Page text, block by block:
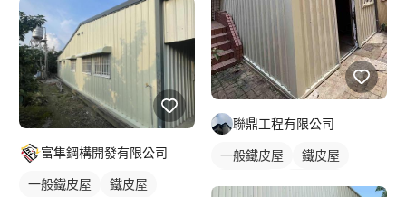
富隼鋼構開發有限公司
一般鐵皮屋
鐵皮屋
聯鼎工程有限公司
一般鐵皮屋
鐵皮屋
鐵皮浪板
外牆鐵皮